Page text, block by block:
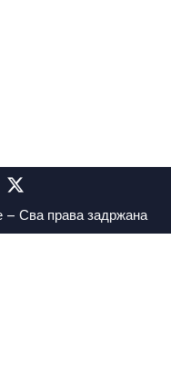
– Сва права задржана